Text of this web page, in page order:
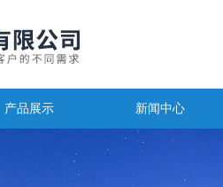
产品展示 新闻中心